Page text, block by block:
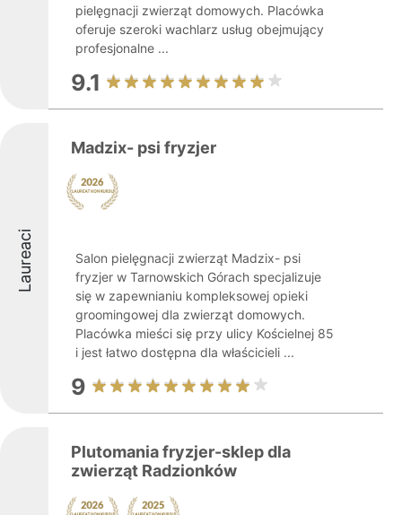
pielęgnacji zwierząt domowych. Placówka
oferuje szeroki wachlarz usług obejmujący
profesjonalne ...
9.1
Laureaci
Madzix- psi fryzjer
Salon pielęgnacji zwierząt Madzix- psi
fryzjer w Tarnowskich Górach specjalizuje
się w zapewnianiu kompleksowej opieki
groomingowej dla zwierząt domowych.
Placówka mieści się przy ulicy Kościelnej 85
i jest łatwo dostępna dla właścicieli ...
9
Plutomania fryzjer-sklep dla
zwierząt Radzionków